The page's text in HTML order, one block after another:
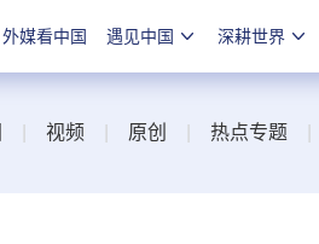
外媒看中国 遇见中国 深耕世界
视频 原创 热点专题